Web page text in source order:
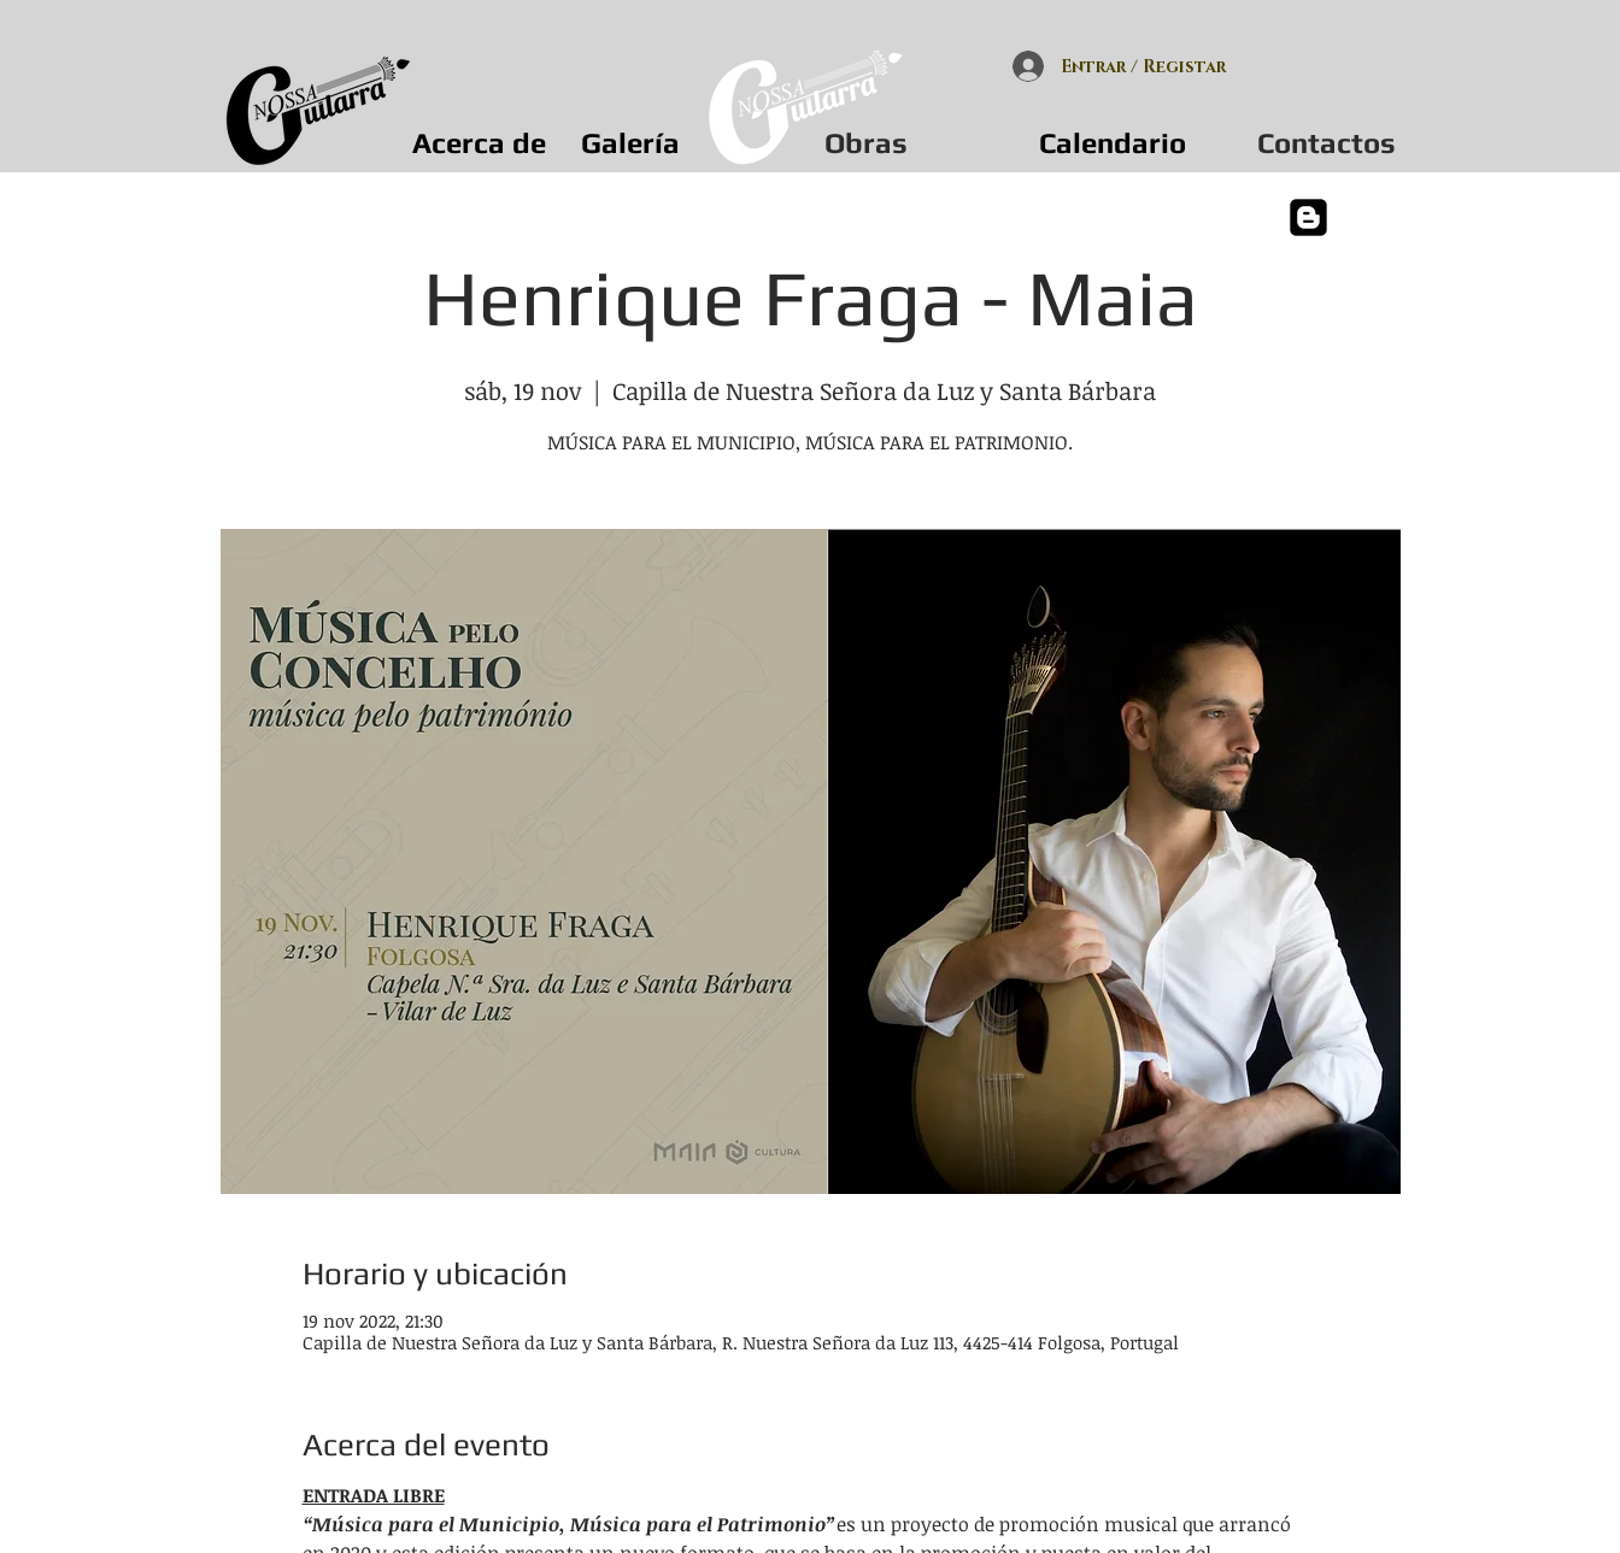
Acerca de
Entrar / Registar
Galería Obras Calendario Contactos
Henrique Fraga - Maia
sáb, 19 nov
  |
Capilla de Nuestra Señora da Luz y Santa Bárbara
MÚSICA PARA EL MUNICIPIO, MÚSICA PARA EL PATRIMONIO.
Horario y ubicación
19 nov 2022, 21:30
Capilla de Nuestra Señora da Luz y Santa Bárbara, R. Nuestra Señora da Luz 113, 4425-414 Folgosa, Portugal
Acerca del evento
ENTRADA LIBRE
“Música para el Municipio, Música para el Patrimonio”es un proyecto de promoción musical que arrancó